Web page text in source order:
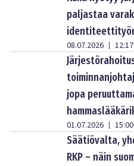
paljastaa
08.07.2026 | 12:17
jopa
01.07.2026 | 15:00
Säätiövalta,
RKP – näin